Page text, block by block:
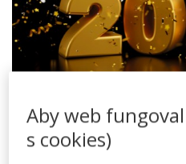
věříme spolu s vámi, že rok
životů klid a hodně radosti.
Aby web
s cookies)